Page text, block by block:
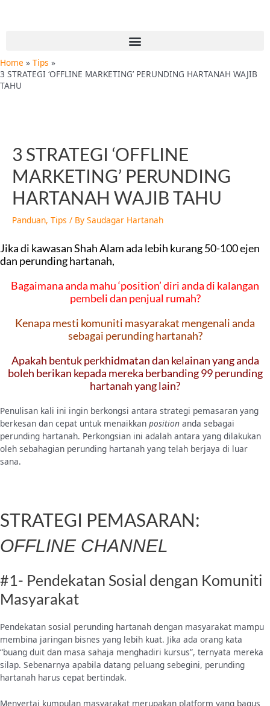
Menu
Home
Tips
3 STRATEGI ‘OFFLINE MARKETING’ PERUNDING HARTANAH WAJIB
TAHU
3 STRATEGI ‘OFFLINE
MARKETING’ PERUNDING
HARTANAH WAJIB TAHU
Panduan, Tips / By Saudagar Hartanah
Jika di kawasan Shah Alam ada lebih kurang 50-100 ejen
dan perunding hartanah,
Bagaimana anda mahu ‘position’ diri anda di kalangan
pembeli dan penjual rumah?
Kenapa mesti komuniti masyarakat mengenali anda
sebagai perunding hartanah?
Apakah bentuk perkhidmatan dan kelainan yang anda
boleh berikan kepada mereka berbanding 99 perunding
hartanah yang lain?
Penulisan kali ini ingin berkongsi antara strategi pemasaran yang
berkesan dan cepat untuk menaikkan position anda sebagai
perunding hartanah. Perkongsian ini adalah antara yang dilakukan
oleh sebahagian perunding hartanah yang telah berjaya di luar
sana.
STRATEGI PEMASARAN:
OFFLINE CHANNEL
#1- Pendekatan Sosial dengan Komuniti
Masyarakat
Pendekatan sosial perunding hartanah dengan masyarakat mampu
membina jaringan bisnes yang lebih kuat. Jika ada orang kata
“buang duit dan masa sahaja menghadiri kursus”, ternyata mereka
silap. Sebenarnya apabila datang peluang sebegini, perunding
hartanah harus cepat bertindak.
Menyertai kumpulan masyarakat merupakan platform yang bagus